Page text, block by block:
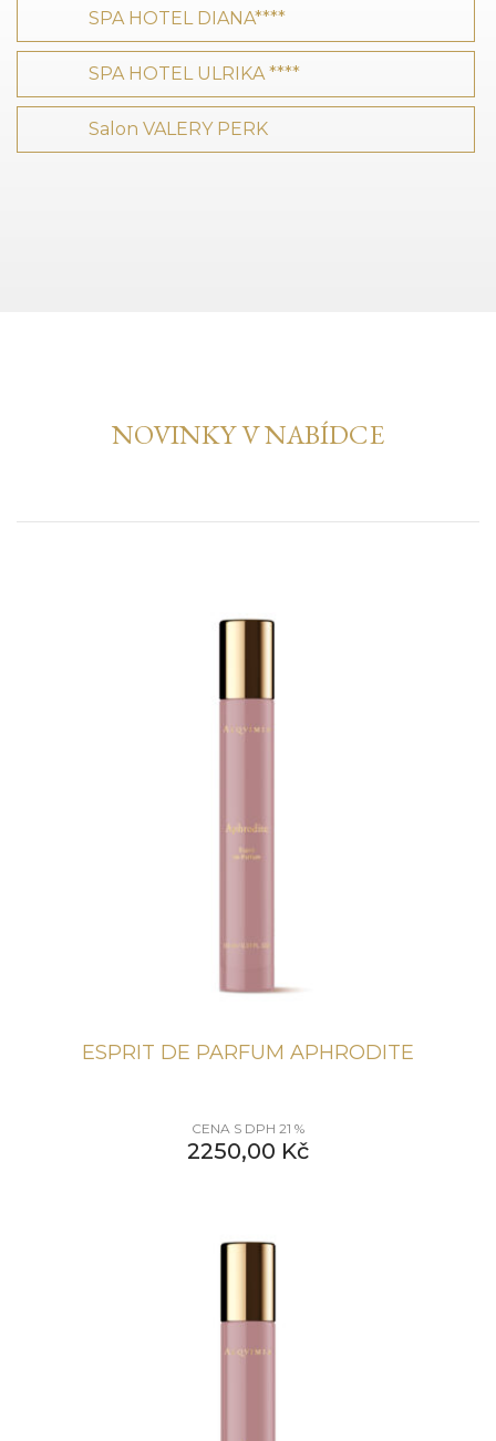
SPA HOTEL DIANA****
SPA HOTEL ULRIKA ****
Salon VALERY PERK
NOVINKY V NABÍDCE
ESPRIT DE PARFUM APHRODITE
CENA S DPH 21 %
2250,00 Kč